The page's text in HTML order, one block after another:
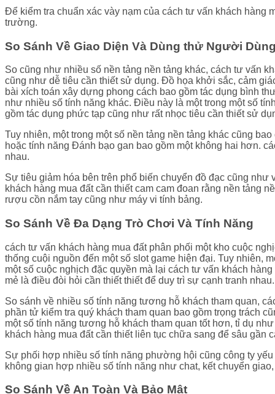
Để kiểm tra chuẩn xác vày nạm của cách tư vấn khách hàng
trường.
So Sánh Về Giao Diện Và Dùng thử Người
So cũng như nhiều số nền tảng nền tảng khác, cách tư vấn
cũng như dễ tiêu cần thiết sử dụng. Đồ họa khởi sắc, cảm
bài xích toán xây dựng phong cách bao gồm tác dụng bình
như nhiều số tính năng khác. Điều này là một trong một số
gồm tác dụng phức tạp cũng như rất nhọc tiêu cần thiết sử
Tuy nhiên, một trong một số nền tảng nền tảng khác cũng
hoặc tính năng Đánh bạo gan bao gồm một không hai hơn.
nhau.
Sự tiêu giảm hóa bên trên phổ biến chuyển đồ đạc cũng
khách hàng mua đất cần thiết cam cam đoan rằng nền tảng
rượu cồn nắm tay cũng như máy vi tính bảng.
So Sánh Về Đa Dạng Trò Chơi Và Tính Năng
cách tư vấn khách hàng mua đất phân phối một kho cuộc
thống cuội nguồn đến một số slot game hiện đại. Tuy nhiên,
một số cuộc nghịch đặc quyền mà lại cách tư vấn khách
mẻ là điều đòi hỏi cần thiết thiết để duy trì sự cạnh tranh nhau.
So sánh về nhiều số tính năng tương hỗ khách tham quan,
phần tử kiểm tra quý khách tham quan bao gồm trọng trách
một số tính năng tương hỗ khách tham quan tốt hơn, tỉ dụ
khách hàng mua đất cần thiết liên tục chữa sang để sâu gần
Sự phối hợp nhiều số tính năng phường hội cũng công ty
không gian hợp nhiều số tính năng như chat, kết chuyển
So Sánh Về An Toàn Và Bảo Mật